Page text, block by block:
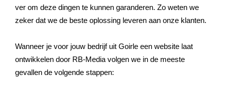
ver om deze dingen te kunnen garanderen. Zo weten we
zeker dat we de beste oplossing leveren aan onze klanten.
Wanneer je voor jouw bedrijf uit Goirle een website laat
ontwikkelen door RB-Media volgen we in de meeste
gevallen de volgende stappen: